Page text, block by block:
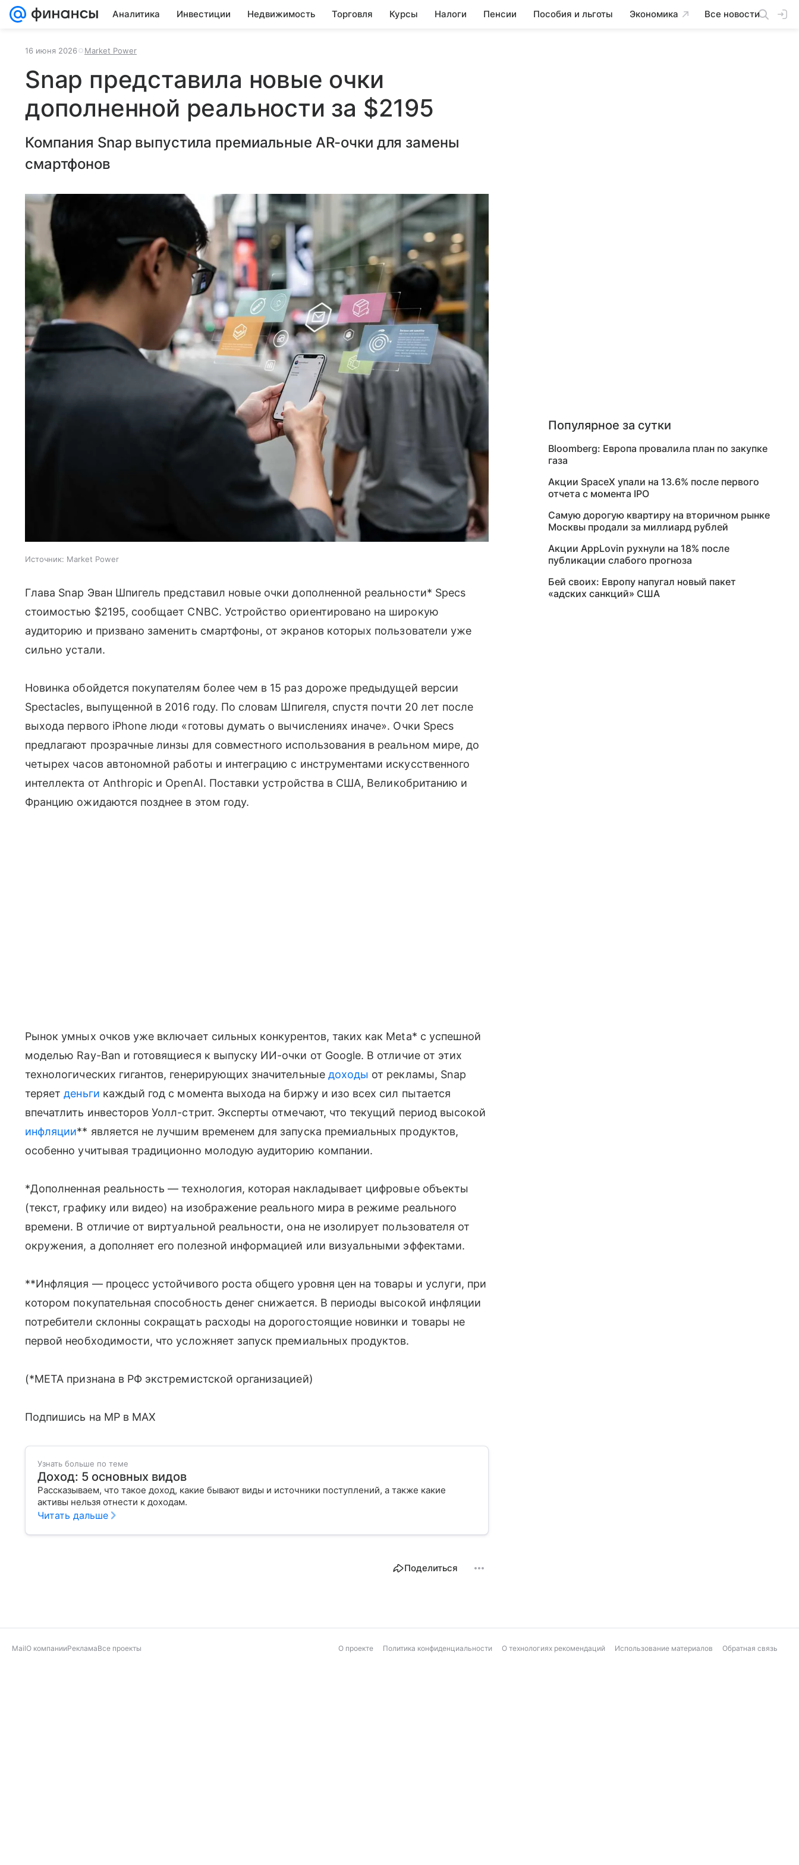
Аналитика Инвестиции Недвижимость Торговля Курсы Налоги Пенсии Пособия и льготы Экономика Все новости
16 июня 2026 Market Power
Snap представила новые очки
дополненной реальности за $2195
Компания Snap выпустила премиальные AR-очки для замены
смартфонов
Источник: Market Power
Глава Snap Эван Шпигель представил новые очки дополненной реальности* Specs
стоимостью $2195, сообщает CNBC. Устройство ориентировано на широкую
аудиторию и призвано заменить смартфоны, от экранов которых пользователи уже
сильно устали.
Новинка обойдется покупателям более чем в 15 раз дороже предыдущей версии
Spectacles, выпущенной в 2016 году. По словам Шпигеля, спустя почти 20 лет после
выхода первого iPhone люди «готовы думать о вычислениях иначе». Очки Specs
предлагают прозрачные линзы для совместного использования в реальном мире, до
четырех часов автономной работы и интеграцию с инструментами искусственного
интеллекта от Anthropic и OpenAI. Поставки устройства в США, Великобританию и
Францию ожидаются позднее в этом году.
Рынок умных очков уже включает сильных конкурентов, таких как Meta* с успешной
моделью Ray-Ban и готовящиеся к выпуску ИИ-очки от Google. В отличие от этих
технологических гигантов, генерирующих значительные доходы от рекламы, Snap
теряетденьги каждый год с момента выхода на биржу и изо всех сил пытается
впечатлить инвесторов Уолл-стрит. Эксперты отмечают, что текущий период высокой
инфляции** является не лучшим временем для запуска премиальных продуктов,
особенно учитывая традиционно молодую аудиторию компании.
*Дополненная реальность — технология, которая накладывает цифровые объекты
(текст, графику или видео) на изображение реального мира в режиме реального
времени. В отличие от виртуальной реальности, она не изолирует пользователя от
окружения, а дополняет его полезной информацией или визуальными эффектами.
**Инфляция — процесс устойчивого роста общего уровня цен на товары и услуги, при
котором покупательная способность денег снижается. В периоды высокой инфляции
потребители склонны сокращать расходы на дорогостоящие новинки и товары не
первой необходимости, что усложняет запуск премиальных продуктов.
(*META признана в РФ экстремистской организацией)
Подпишись на MP в MAX
Узнать больше по теме
Доход: 5 основных видов
Рассказываем, что такое доход, какие бывают виды и источники поступлений, а также какие
активы нельзя отнести к доходам.
Читать дальше
Поделиться
Популярное за сутки
Bloomberg: Европа провалила план по закупке
газа
Акции SpaceX упали на 13.6% после первого
отчета с момента IPO
Самую дорогую квартиру на вторичном рынке
Москвы продали за миллиард рублей
Акции AppLovin рухнули на 18% после
публикации слабого прогноза
Бей своих: Европу напугал новый пакет
«адских санкций» США
MailО компанииРекламаВсе проекты О проекте Политика конфиденциальности О технологиях рекомендаций Использование материалов Обратная связь